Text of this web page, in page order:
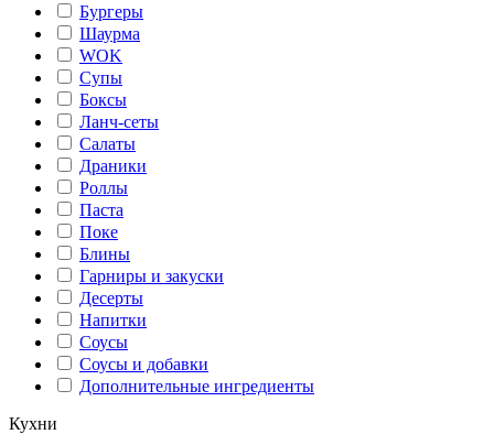
Бургеры
Шаурма
WOK
Супы
Боксы
Ланч-сеты
Салаты
Драники
Роллы
Паста
Поке
Блины
Гарниры и закуски
Десерты
Напитки
Соусы
Соусы и добавки
Дополнительные ингредиенты
Кухни